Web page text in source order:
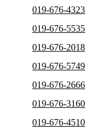
019-676-4323
019-676-5535
019-676-2018
019-676-5749
019-676-2666
019-676-3160
019-676-4510